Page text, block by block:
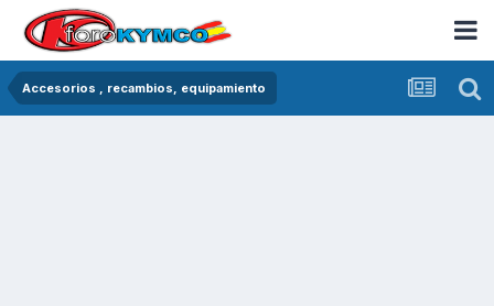
Accesorios , recambios, equipamiento